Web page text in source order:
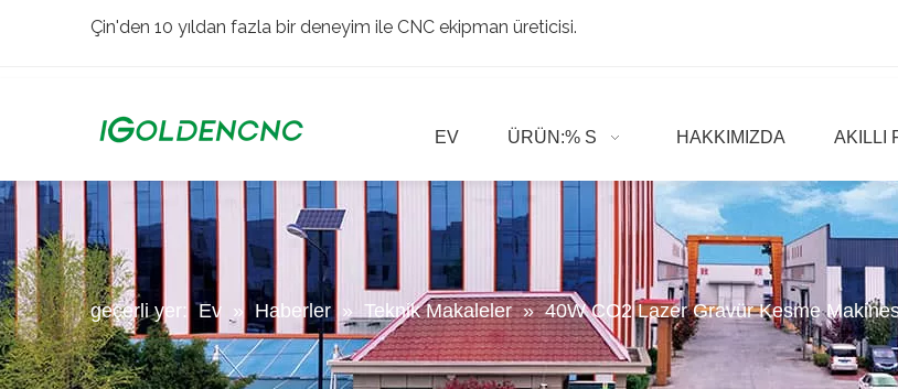
Çin'den 10 yıldan fazla bir deneyim ile CNC ekipman üreticisi.
EV ÜRÜN:% S HAKKIMIZDA AKILLI
geçerli yer: Ev » Haberler » Teknik Makaleler » 40W CO2 Lazer Gravür Kesme